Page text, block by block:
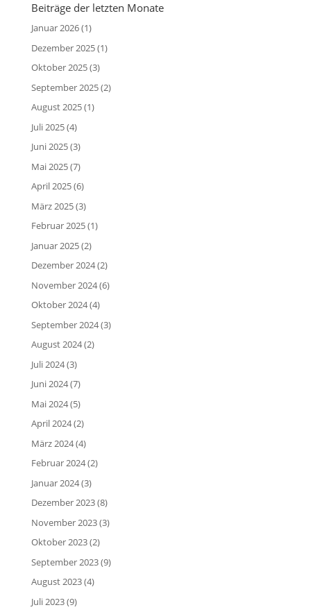
Beiträge der letzten Monate
Januar 2026(1)
Dezember 2025(1)
Oktober 2025(3)
September 2025(2)
August 2025(1)
Juli 2025(4)
Juni 2025(3)
Mai 2025(7)
April 2025(6)
März 2025(3)
Februar 2025(1)
Januar 2025(2)
Dezember 2024(2)
November 2024(6)
Oktober 2024(4)
September 2024(3)
August 2024(2)
Juli 2024(3)
Juni 2024(7)
Mai 2024(5)
April 2024(2)
März 2024(4)
Februar 2024(2)
Januar 2024(3)
Dezember 2023(8)
November 2023(3)
Oktober 2023(2)
September 2023(9)
August 2023(4)
Juli 2023(9)